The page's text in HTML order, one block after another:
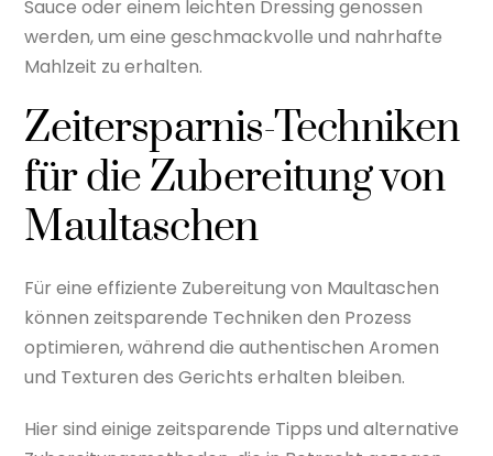
Sauce oder einem leichten Dressing genossen
werden, um eine geschmackvolle und nahrhafte
Mahlzeit zu erhalten.
Zeitersparnis-Techniken
für die Zubereitung von
Maultaschen
Für eine effiziente Zubereitung von Maultaschen
können zeitsparende Techniken den Prozess
optimieren, während die authentischen Aromen
und Texturen des Gerichts erhalten bleiben.
Hier sind einige zeitsparende Tipps und alternative